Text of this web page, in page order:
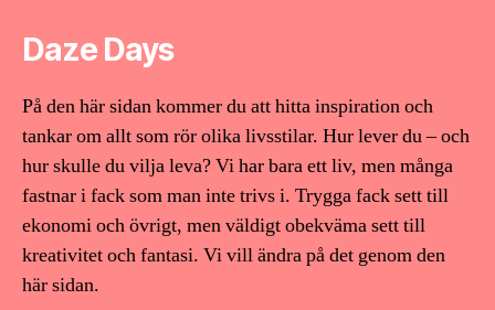
Daze Days
På den här sidan kommer du att hitta inspiration och
tankar om allt som rör olika livsstilar. Hur lever du – och
hur skulle du vilja leva? Vi har bara ett liv, men många
fastnar i fack som man inte trivs i. Trygga fack sett till
ekonomi och övrigt, men väldigt obekväma sett till
kreativitet och fantasi. Vi vill ändra på det genom den
här sidan.